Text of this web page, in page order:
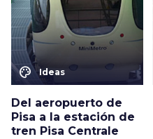
color_lens Ideas
Del aeropuerto de
Pisa a la estación de
tren Pisa Centrale